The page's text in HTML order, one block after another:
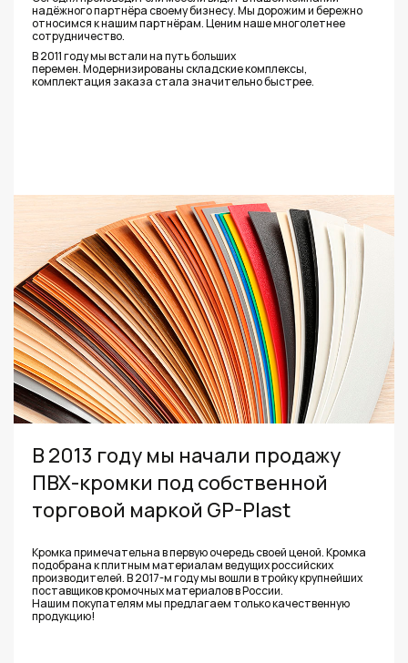
надёжного партнёра своему бизнесу. Мы дорожим и бережно
относимся к нашим партнёрам. Ценим наше многолетнее
сотрудничество.
В 2011 году мы встали на путь больших
перемен. Модернизированы складские комплексы,
комплектация заказа стала значительно быстрее.
В 2013 году мы начали продажу
ПВХ-кромки под собственной
торговой маркой GP-Plast
Кромка примечательна в первую очередь своей ценой. Кромка
подобрана к плитным материалам ведущих российских
производителей. В 2017-м году мы вошли в тройку крупнейших
поставщиков кромочных материалов в России.
Нашим покупателям мы предлагаем только качественную
продукцию!